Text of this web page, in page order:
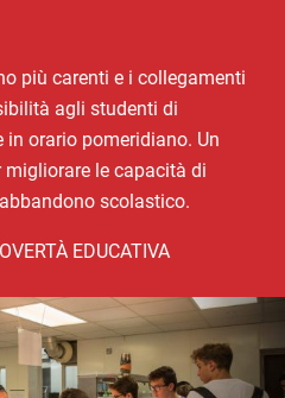
più carenti e i collegamenti
agli studenti di
orario pomeridiano. Un
le capacità di
scolastico.
EDUCATIVA